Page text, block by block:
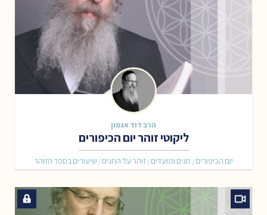
הרב דוד אגמון
ליקוטי זוהר יום הכיפורים
שיעורים בספר הזוהר / זוהר על החגים / חגים ומועדים / יום הכיפורים